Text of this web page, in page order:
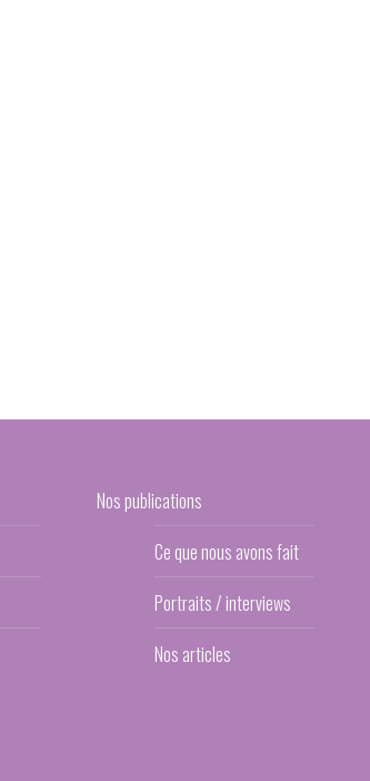
Nos publications
Ce que nous avons fait
Portraits / interviews
Nos articles